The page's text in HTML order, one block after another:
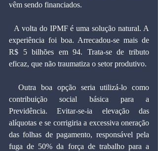
vêm sendo financiados.
experiência foi boa. Arrecadou-se mais de
R$ 5 bilhões em 94. Trata-se de tributo
eficaz, que não traumatiza o setor produtivo.
  Outra boa opção seria utilizá-lo como
contribuição social básica para a
Previdência. Evitar-se-ia elevação das
alíquotas e se corrigiria a excessiva oneração
das folhas de pagamento, responsável pela
fuga de 50% da força de trabalho para a